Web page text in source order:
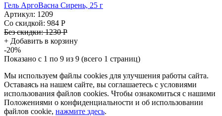
Гель АргоВасна Сирень, 25 г
Артикул: 1209
Со скидкой: 984 Р
Без скидки:1230 Р
+ Добавить в корзину
-20%
Показано с 1 по 9 из 9 (всего 1 страниц)
Мы используем файлы cookies для улучшения работы сайта.
Оставаясь на нашем сайте, вы соглашаетесь с условиями
использования файлов cookies. Чтобы ознакомиться с нашими
Положениями о конфиденциальности и об использовании
файлов cookie, нажмите здесь.